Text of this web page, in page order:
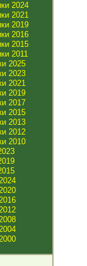
2024
2021
2019
2016
2015
2011
2025
2023
2021
2019
2017
2015
2013
2012
2010